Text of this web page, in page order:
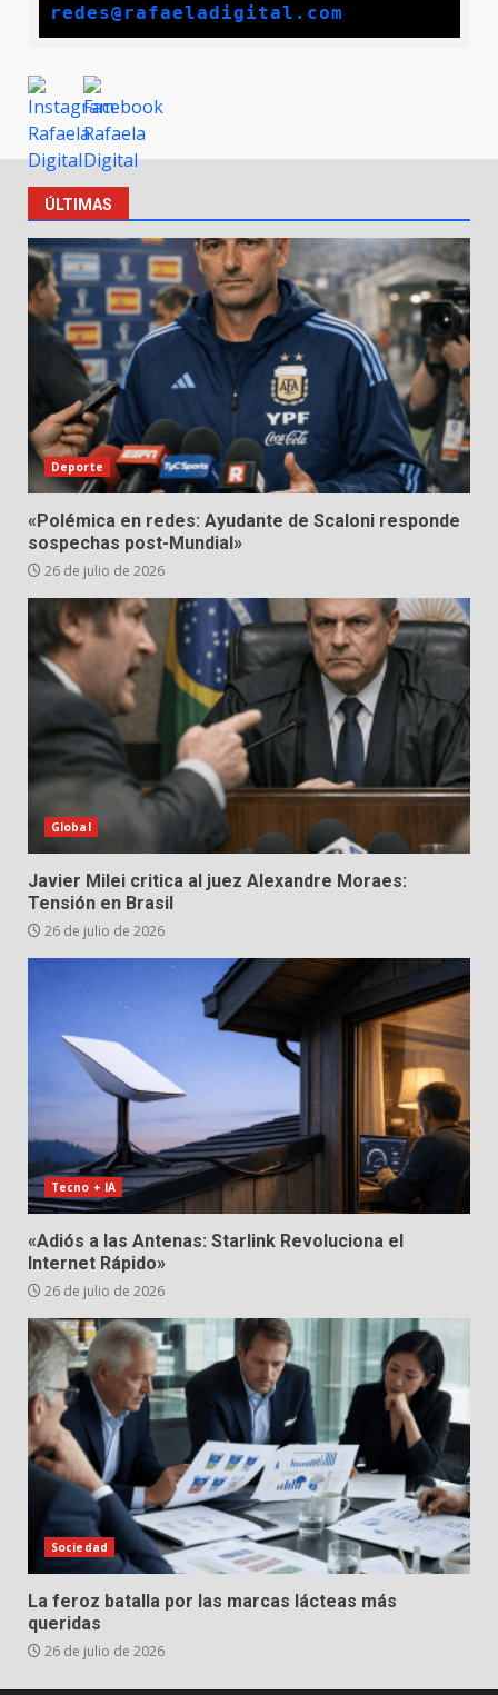
redes@rafaeladigital.com
ÚLTIMAS
Deporte
«Polémica en redes: Ayudante de Scaloni responde
sospechas post-Mundial»
26 de julio de 2026
Global
Javier Milei critica al juez Alexandre Moraes:
Tensión en Brasil
26 de julio de 2026
Tecno + IA
«Adiós a las Antenas: Starlink Revoluciona el
Internet Rápido»
26 de julio de 2026
Sociedad
La feroz batalla por las marcas lácteas más
queridas
26 de julio de 2026